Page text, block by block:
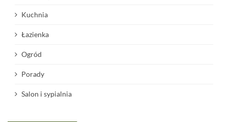
Kuchnia
Łazienka
Ogród
Porady
Salon i sypialnia